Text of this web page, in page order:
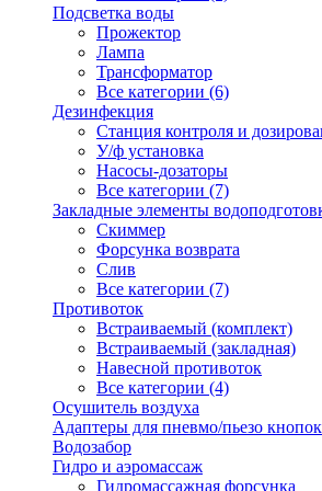
Подсветка воды
Прожектор
Лампа
Трансформатор
Все категории (6)
Дезинфекция
Станция контроля и
У/ф установка
Насосы-дозаторы
Все категории (7)
Закладные элементы
Скиммер
Форсунка возврата
Слив
Все категории (7)
Противоток
Встраиваемый (комплект)
Встраиваемый (закладная)
Навесной противоток
Все категории (4)
Осушитель воздуха
Адаптеры для пневмо/пьезо кнопок
Водозабор
Гидро и аэромассаж
Гидромассажная форсунка